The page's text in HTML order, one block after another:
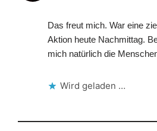
Das freut mich. War eine
Aktion heute Nachmittag.
mich natürlich die
Wird geladen …